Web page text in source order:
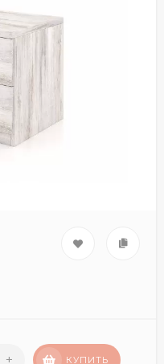
+ КУПИТЬ